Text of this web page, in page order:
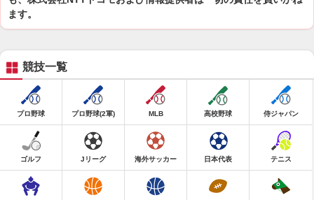
ます。
競技一覧
プロ野球 プロ野球(2軍) MLB 高校野球 侍ジャパン
ゴルフ Jリーグ 海外サッカー 日本代表 テニス